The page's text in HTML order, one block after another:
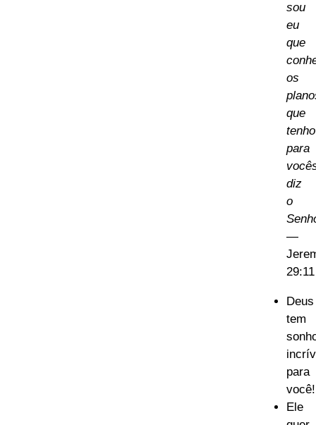
sou
eu
que
os
que
tenho
para
diz
o
—
29:11
Deus
tem
para
você!
Ele